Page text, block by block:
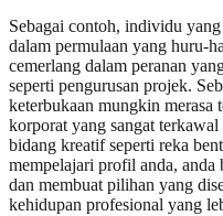
Sebagai contoh, individu
dalam permulaan yang huru-
cemerlang dalam peranan
seperti pengurusan projek.
keterbukaan mungkin merasa
korporat yang sangat
bidang kreatif seperti reka
mempelajari profil anda, anda
dan membuat pilihan yang
kehidupan profesional yang